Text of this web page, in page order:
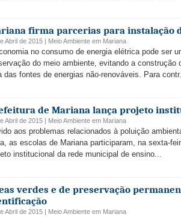
firma parcerias para instalação
Abril de 2015 | Meio Ambiente em Mariana
no consumo de energia elétrica pode ser
do meio ambiente, evitando a construção
das fontes de energias não-renováveis. Para
de Mariana lança projeto
Abril de 2015 | Meio Ambiente em Mariana
aos problemas relacionados à poluição
as escolas de Mariana participaram, na sexta-
institucional da rede municipal de ensino...
verdes e de preservação
Abril de 2015 | Meio Ambiente em Mariana